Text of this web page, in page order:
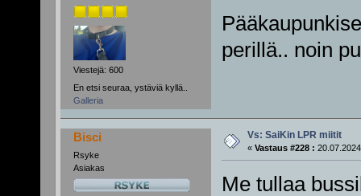
Viestejä: 600
En etsi seuraa, ystäviä kyllä..
Galleria
perillä.. noin
Bisci
Rsyke
Asiakas
Vs: SaiKin LPR miitit
« Vastaus #228 :
Me tullaa